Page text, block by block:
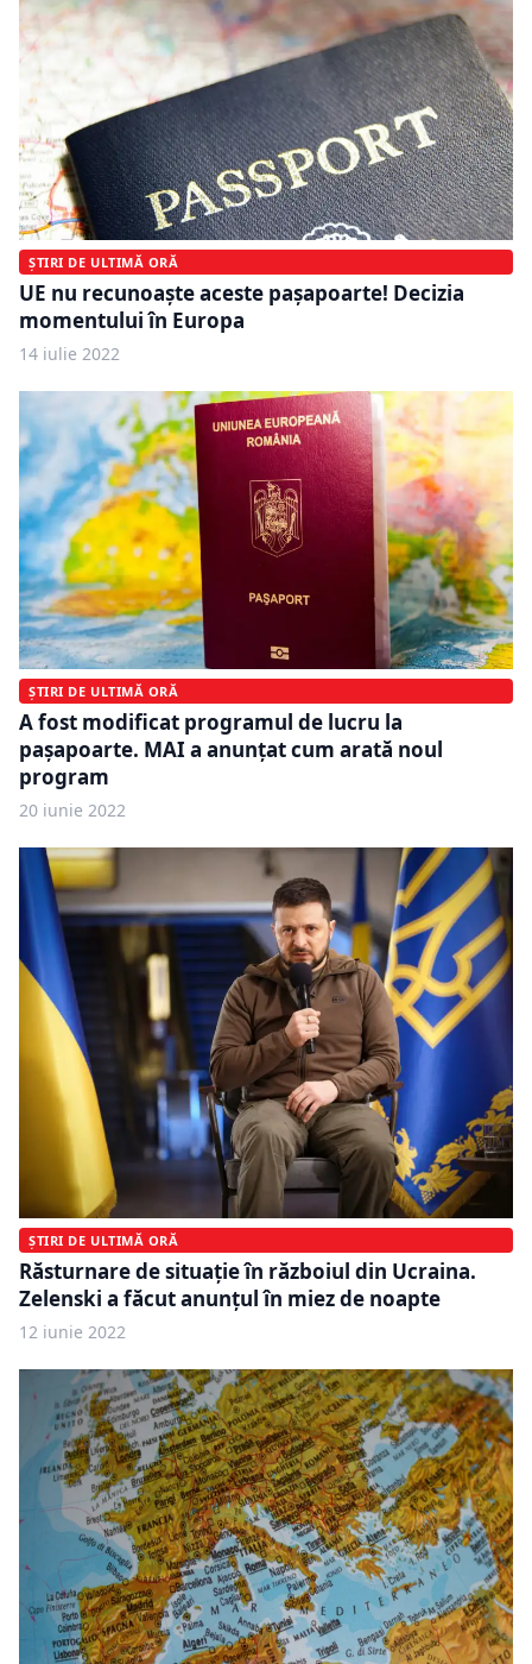
ȘTIRI DE ULTIMĂ ORĂ
UE nu recunoaşte aceste pașapoarte! Decizia
momentului în Europa
14 iulie 2022
ȘTIRI DE ULTIMĂ ORĂ
A fost modificat programul de lucru la
pașapoarte. MAI a anunțat cum arată noul
program
20 iunie 2022
ȘTIRI DE ULTIMĂ ORĂ
Răsturnare de situație în războiul din Ucraina.
Zelenski a făcut anunțul în miez de noapte
12 iunie 2022